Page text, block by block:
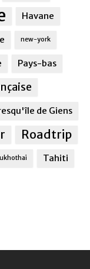
Havane
new-york
Pays-bas
de Giens
Roadtrip
Tahiti